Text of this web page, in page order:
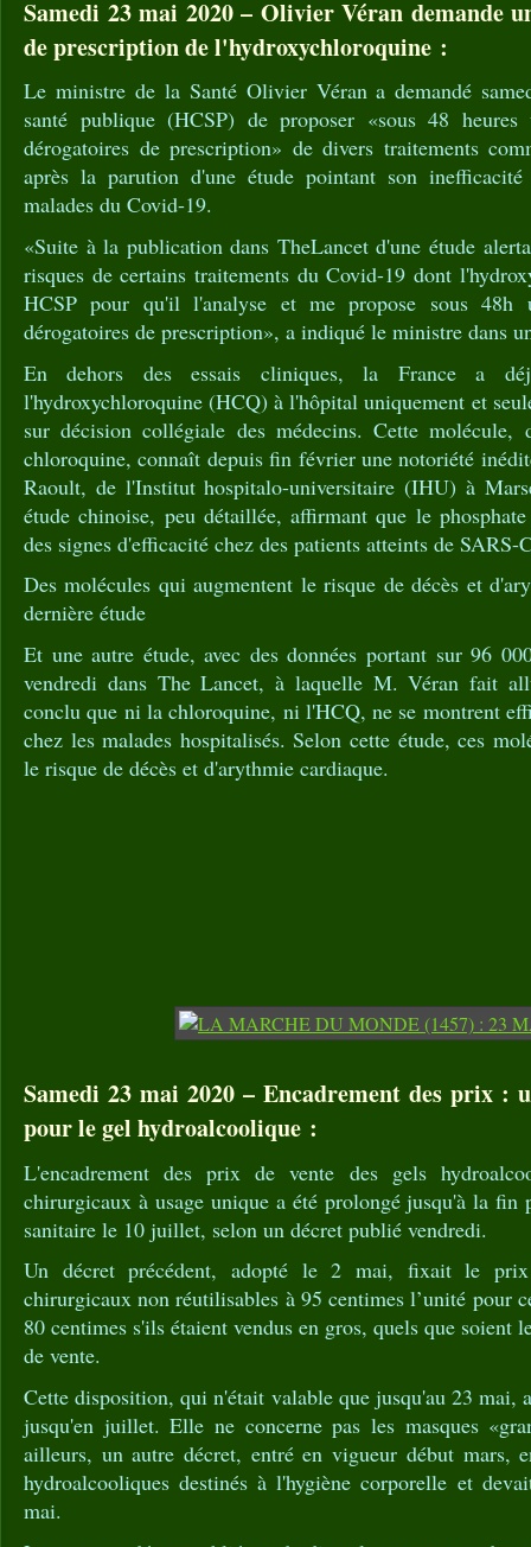
Samedi 23 mai 2020 – Olivier Véran demande
de prescription de l'hydroxychloroquine :
Le ministre de la Santé Olivier Véran a demandé
santé publique (HCSP) de proposer «sous 48
dérogatoires de prescription» de divers traitements
après la parution d'une étude pointant son
malades du Covid-19.
«Suite à la publication dans TheLancet d'une étude
risques de certains traitements du Covid-19 dont
HCSP pour qu'il l'analyse et me propose sous 48h
dérogatoires de prescription», a indiqué le ministre dans
En dehors des essais cliniques, la France a
l'hydroxychloroquine (HCQ) à l'hôpital uniquement et
sur décision collégiale des médecins. Cette molécule,
chloroquine, connaît depuis fin février une notoriété
Raoult, de l'Institut hospitalo-universitaire (IHU) à
étude chinoise, peu détaillée, affirmant que le
des signes d'efficacité chez des patients atteints de SARS-
Des molécules qui augmentent le risque de décès et
dernière étude
Et une autre étude, avec des données portant sur 96
vendredi dans The Lancet, à laquelle M. Véran fait
conclu que ni la chloroquine, ni l'HCQ, ne se montrent
chez les malades hospitalisés. Selon cette étude, ces
le risque de décès et d'arythmie cardiaque.
Samedi 23 mai 2020 – Encadrement des prix :
pour le gel hydroalcoolique :
L'encadrement des prix de vente des gels
chirurgicaux à usage unique a été prolongé jusqu'à la fin
sanitaire le 10 juillet, selon un décret publié vendredi.
Un décret précédent, adopté le 2 mai, fixait le prix
chirurgicaux non réutilisables à 95 centimes l’unité pour
80 centimes s'ils étaient vendus en gros, quels que soient
de vente.
Cette disposition, qui n'était valable que jusqu'au 23 mai,
jusqu'en juillet. Elle ne concerne pas les masques
ailleurs, un autre décret, entré en vigueur début mars,
hydroalcooliques destinés à l'hygiène corporelle et
mai.